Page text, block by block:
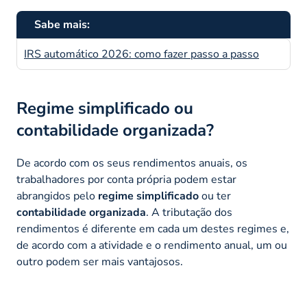
Sabe mais:
IRS automático 2026: como fazer passo a passo
Regime simplificado ou
contabilidade organizada?
De acordo com os seus rendimentos anuais, os
trabalhadores por conta própria podem estar
abrangidos pelo regime simplificadoou ter
contabilidade organizada. A tributação dos
rendimentos é diferente em cada um destes regimes e,
de acordo com a atividade e o rendimento anual, um ou
outro podem ser mais vantajosos.